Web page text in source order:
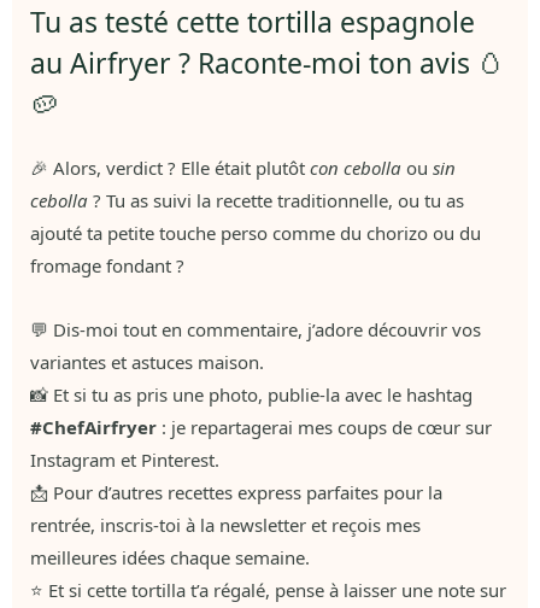
Tu as testé cette tortilla espagnole
au Airfryer ? Raconte-moi ton avis 🥚
🥔
🎉 Alors, verdict ? Elle était plutôt con cebolla ou sin
cebolla ? Tu as suivi la recette traditionnelle, ou tu as
ajouté ta petite touche perso comme du chorizo ou du
fromage fondant ?
💬 Dis-moi tout en commentaire, j’adore découvrir vos
variantes et astuces maison.
📸 Et si tu as pris une photo, publie-la avec le hashtag
#ChefAirfryer : je repartagerai mes coups de cœur sur
Instagram et Pinterest.
📩 Pour d’autres recettes express parfaites pour la
rentrée, inscris-toi à la newsletter et reçois mes
meilleures idées chaque semaine.
⭐ Et si cette tortilla t’a régalé, pense à laisser une note sur